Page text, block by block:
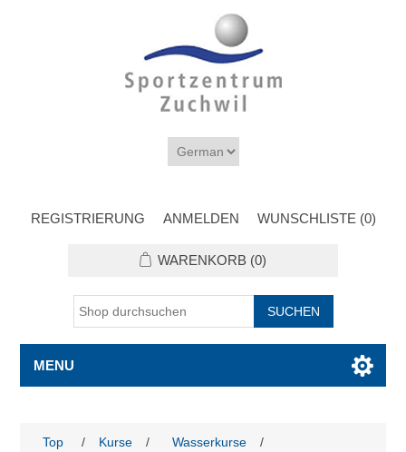
REGISTRIERUNG ANMELDEN WUNSCHLISTE (0)
WARENKORB (0)
MENU
Top / Kurse / Wasserkurse
/